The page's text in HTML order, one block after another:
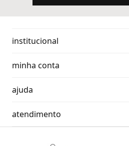
institucional
minha conta
ajuda
atendimento